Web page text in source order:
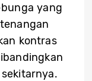
yang
kontras